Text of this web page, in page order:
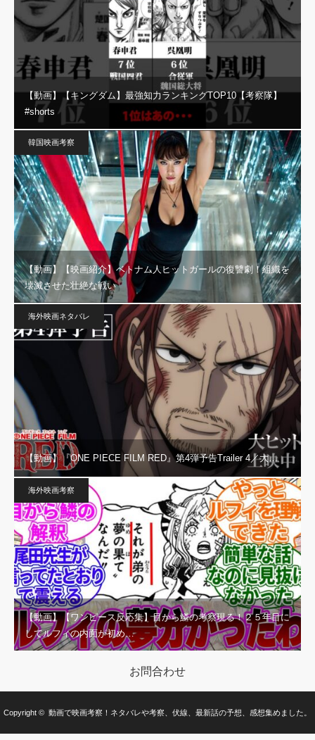
【動画】【キングダム】最強知力ランキングTOP10【考察隊】
#shorts
韓国映画考察
【動画】【映画紹介】ベトナム人ヒットガールの復讐劇！組織を
壊滅させた壮絶な戦い
海外映画ネタバレ
【動画】『ONE PIECE FILM RED』第4弾予告Trailer 4／大…
海外映画考察
【動画】【ワンピース反応集】目から鱗の考察現る！２５年目に
してルフィの内面が初め…
お問合わせ
Copyright © 動画で映画考察！ネタバレや考察、伏線、最新話の予想、感想集めました。